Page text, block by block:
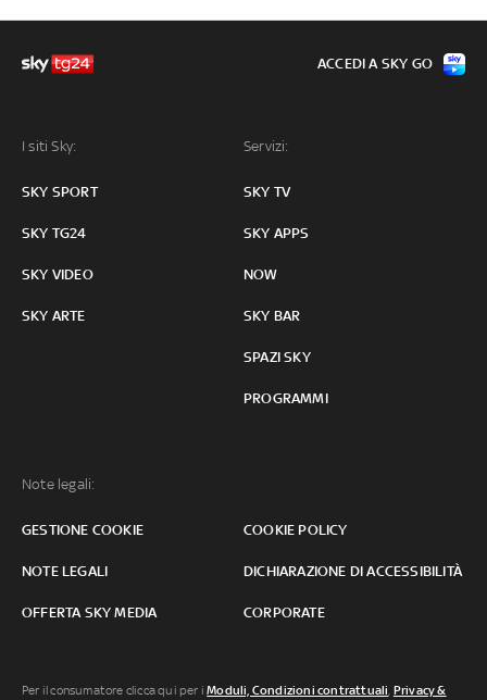
I siti Sky:
SKY SPORT
SKY TG24
SKY VIDEO
SKY ARTE
Servizi:
SKY TV
SKY APPS
NOW
SKY BAR
SPAZI SKY
PROGRAMMI
Note legali:
GESTIONE COOKIE COOKIE POLICY
NOTE LEGALI DICHIARAZIONE DI ACCESSIBILITÀ
OFFERTA SKY MEDIA CORPORATE
ACCEDI A SKY GO
Per il consumatore clicca qui per iModuli, Condizioni contrattuali, Privacy &